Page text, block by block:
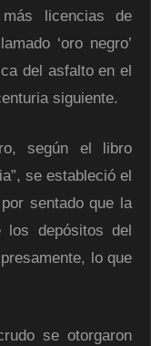
licencias de
‘oro negro’
del asfalto en el
siguiente.
según el libro
se estableció el
sentado que la
los depósitos del
lo que
se otorgaron